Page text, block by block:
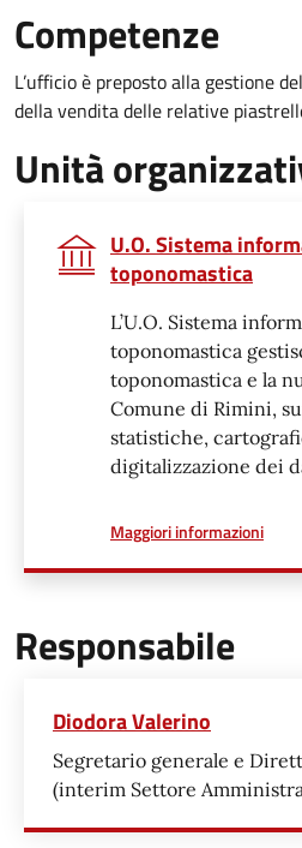
Competenze
L’ufficio è preposto alla gestione
della vendita delle relative
Unità
U.O. Sistema
toponomastica
L’U.O. Sistema
toponomastica
toponomastica e la
Comune di Rimini,
statistiche,
digitalizzazione dei
Maggiori informazionia
Responsabile
Diodora Valerino
Segretario generale e
(interim Settore